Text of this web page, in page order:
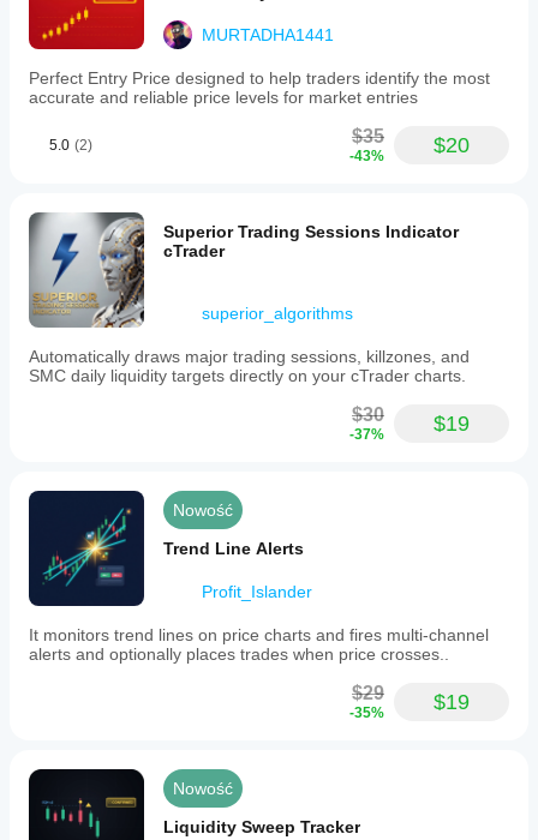
MURTADHA1441
Perfect Entry Price designed to help traders identify the most
accurate and reliable price levels for market entries
5.0 (2) $35
-43% $20
Superior Trading Sessions Indicator
cTrader
superior_algorithms
Automatically draws major trading sessions, killzones, and
SMC daily liquidity targets directly on your cTrader charts.
$30
-37% $19
Nowość
Trend Line Alerts
Profit_Islander
It monitors trend lines on price charts and fires multi-channel
alerts and optionally places trades when price crosses..
$29
-35% $19
Nowość
Liquidity Sweep Tracker